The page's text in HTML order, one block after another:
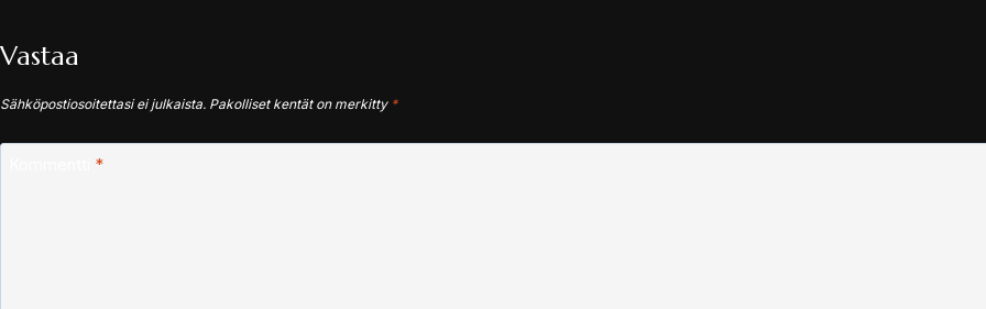
Vastaa
Sähköpostiosoitettasi ei julkaista. Pakolliset kentät on merkitty *
*